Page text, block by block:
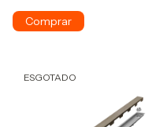
ESGOTADO